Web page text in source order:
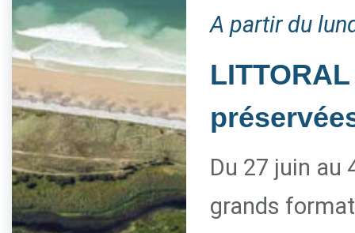
A partir du
Du 27 juin au
grands